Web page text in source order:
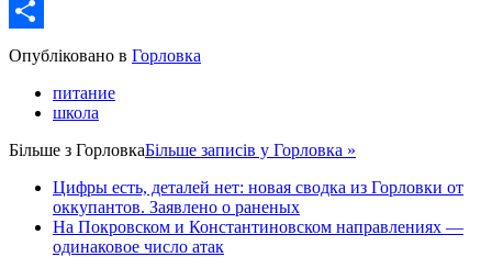
Email
Share
Опубліковано в Горловка
питание
школа
Більше з ГорловкаБільше записів у Горловка »
Цифры есть, деталей нет: новая сводка из Горловки от
оккупантов. Заявлено о раненых
На Покровском и Константиновском направлениях —
одинаковое число атак